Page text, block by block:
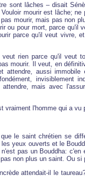
sont lâches – disait
mourir est lâche;
pas mourir, mais pas non
ou pour mort, parce qu'il
parce qu'il veut vivre,
veut rien parce qu'il veut
mourir. Il veut, en
attendre, aussi immobile
invisiblement
mais avec
vraiment l'homme qui a vu
le saint chrétien se
yeux ouverts et le
n'est pas un Bouddha:
non plus un saint. Ou si
attendait-il le